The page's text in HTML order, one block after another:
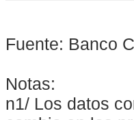
Fuente: Banco
Notas:
n1/ Los datos